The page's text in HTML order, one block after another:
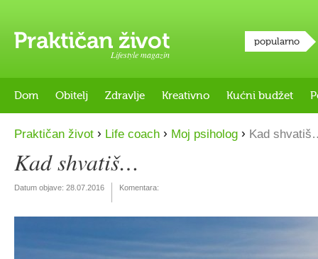
Lifestyle magazin
popularno
Dom Obitelj Zdravlje Kreativno Kućni budžet
Praktičan život › Life coach › Moj psiholog › Kad
Kad shvatiš…
Datum objave: 28.07.2016 Komentara: